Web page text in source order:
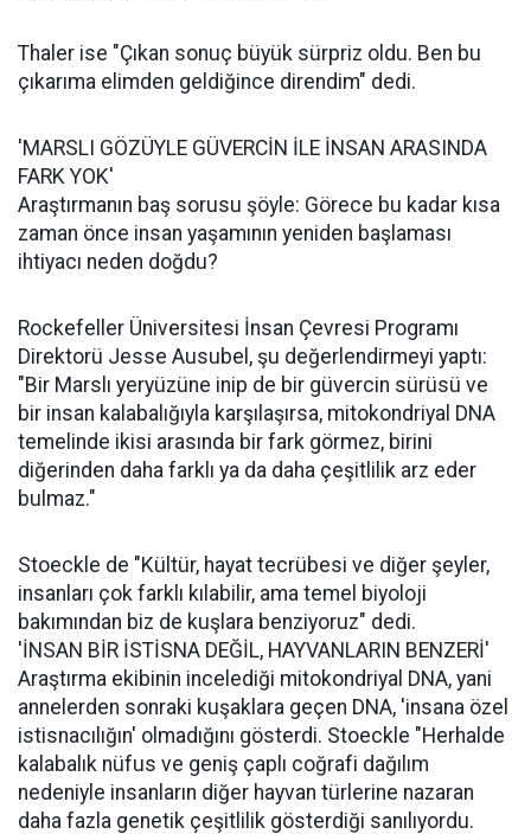
Thaler ise "Çıkan sonuç büyük sürpriz oldu. Ben bu
çıkarıma elimden geldiğince direndim" dedi.
'MARSLI GÖZÜYLE GÜVERCİN İLE İNSAN ARASINDA
FARK YOK'
Araştırmanın baş sorusu şöyle: Görece bu kadar kısa
zaman önce insan yaşamının yeniden başlaması
ihtiyacı neden doğdu?
Rockefeller Üniversitesi İnsan Çevresi Programı
Direktorü Jesse Ausubel, şu değerlendirmeyi yaptı:
"Bir Marslı yeryüzüne inip de bir güvercin sürüsü ve
bir insan kalabalığıyla karşılaşırsa, mitokondriyal DNA
temelinde ikisi arasında bir fark görmez, birini
diğerinden daha farklı ya da daha çeşitlilik arz eder
bulmaz."
Stoeckle de "Kültür, hayat tecrübesi ve diğer şeyler,
insanları çok farklı kılabilir, ama temel biyoloji
bakımından biz de kuşlara benziyoruz" dedi.
'İNSAN BİR İSTİSNA DEĞİL, HAYVANLARIN BENZERİ'
Araştırma ekibinin incelediği mitokondriyal DNA, yani
annelerden sonraki kuşaklara geçen DNA, 'insana özel
istisnacılığın' olmadığını gösterdi. Stoeckle "Herhalde
kalabalık nüfus ve geniş çaplı coğrafi dağılım
nedeniyle insanların diğer hayvan türlerine nazaran
daha fazla genetik çeşitlilik gösterdiği sanılıyordu.